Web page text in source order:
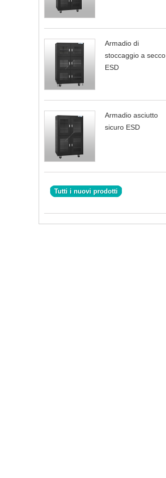
Armadio di
stoccaggio a secco
ESD
Armadio asciutto
sicuro ESD
Tutti i nuovi prodotti